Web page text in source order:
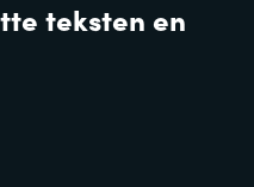
teksten en